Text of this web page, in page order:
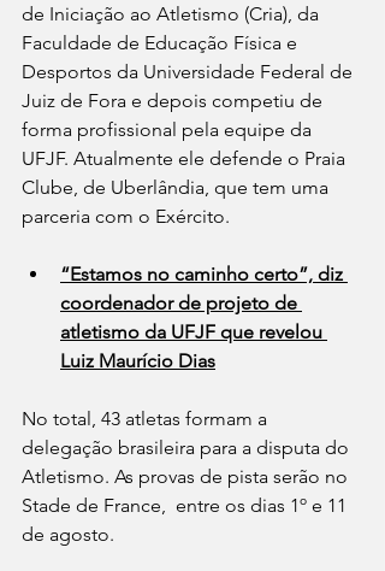
de Iniciação ao Atletismo (Cria), da
Faculdade de Educação Física e
Desportos da Universidade Federal de
Juiz de Fora e depois competiu de
forma profissional pela equipe da
UFJF. Atualmente ele defende o Praia
Clube, de Uberlândia, que tem uma
parceria com o Exército.
“Estamos no caminho certo”, diz
coordenador de projeto de
atletismo da UFJF que revelou
Luiz Maurício Dias
No total, 43 atletas formam a
delegação brasileira para a disputa do
Atletismo. As provas de pista serão no
Stade de France,  entre os dias 1º e 11
de agosto.